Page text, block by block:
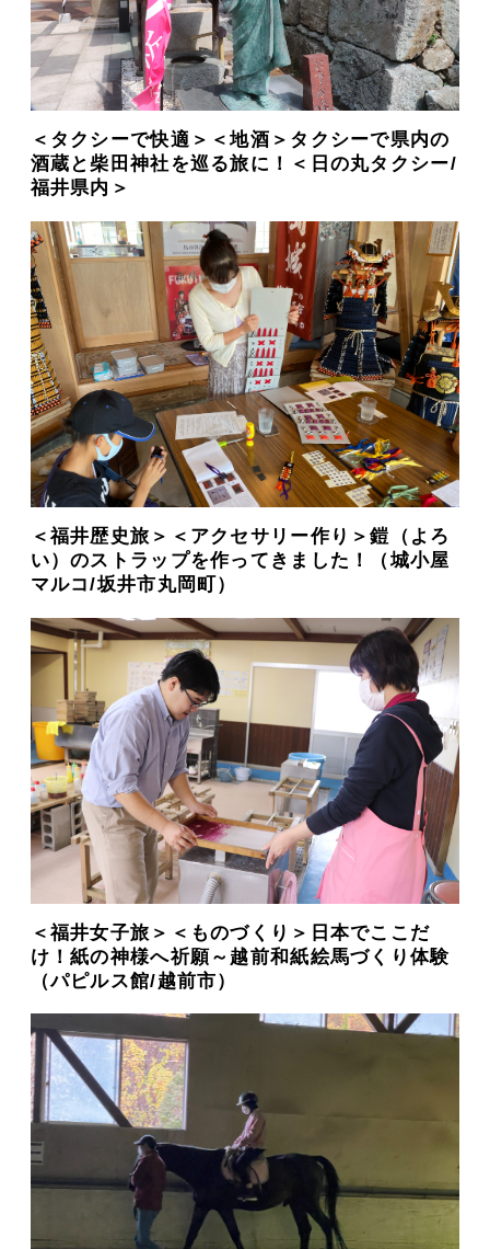
＜タクシーで快適＞＜地酒＞タクシーで県内の
酒蔵と柴田神社を巡る旅に！＜日の丸タクシー/
福井県内＞
＜福井歴史旅＞＜アクセサリー作り＞鎧（よろ
い）のストラップを作ってきました！（城小屋
マルコ/坂井市丸岡町）
＜福井女子旅＞＜ものづくり＞日本でここだ
け！紙の神様へ祈願～越前和紙絵馬づくり体験
（パピルス館/越前市）